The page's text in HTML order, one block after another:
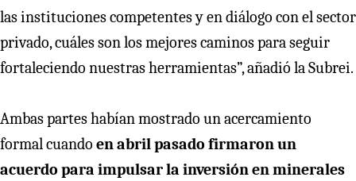
las instituciones competentes y en diálogo con el sector
privado, cuáles son los mejores caminos para seguir
fortaleciendo nuestras herramientas”, añadió la Subrei.
Ambas partes habían mostrado un acercamiento
formal cuando en abril pasado firmaron un
acuerdo para impulsar la inversión en minerales